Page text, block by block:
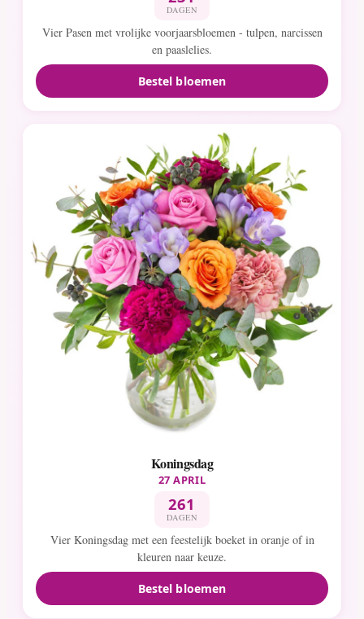
DAGEN
Vier Pasen met vrolijke voorjaarsbloemen - tulpen, narcissen
en paaslelies.
Bestel bloemen
Koningsdag
27 APRIL
261
DAGEN
Vier Koningsdag met een feestelijk boeket in oranje of in
kleuren naar keuze.
Bestel bloemen